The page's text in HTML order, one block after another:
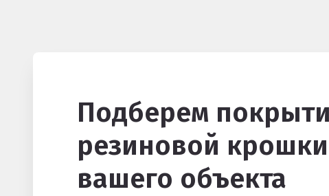
Подберем
резиновой
вашего объекта